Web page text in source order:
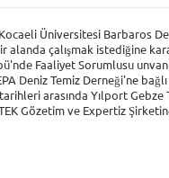
Kocaeli Üniversitesi Barbaros
alanda çalışmak istediğine
Faaliyet Sorumlusu
Deniz Temiz Derneği'ne
tarihleri arasında Yılport
Gözetim ve Expertiz